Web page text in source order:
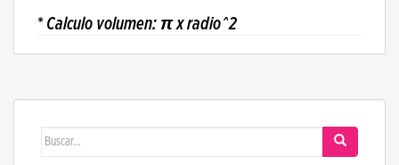
* Calculo volumen: π x radio^2
Buscar: